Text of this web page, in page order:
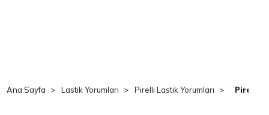
Ana Sayfa Lastik Yorumları Pirelli Lastik Yorumları Pirelli